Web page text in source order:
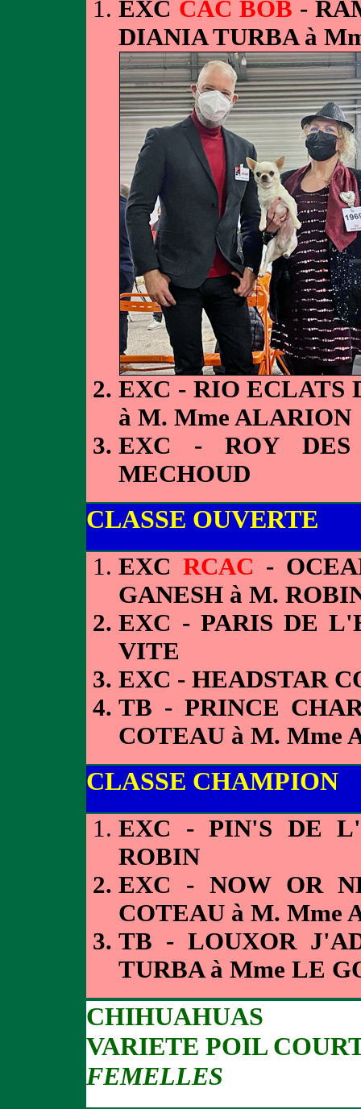
EXC CAC BOB -
DIANIA TURBA à
EXC - RIO ECLATS
à M. Mme ALARION
EXC - ROY
MECHOUD
CLASSE OUVERTE
EXCRCAC -
GANESH à M.
EXC - PARIS DE
VITE
EXC - HEADSTAR
TB - PRINCE
COTEAU à M. Mme
CLASSE CHAMPION
EXC - PIN'S DE
ROBIN
EXC - NOW OR
COTEAU à M. Mme
TB - LOUXOR
TURBA à Mme LE
CHIHUAHUAS
VARIETE POIL
FEMELLES